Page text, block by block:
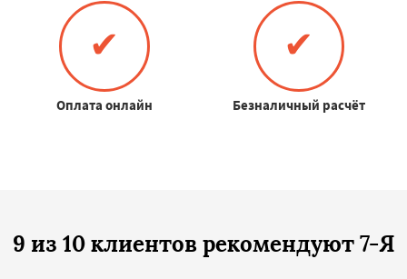
✔
Оплата онлайн
✔
Безналичный расчёт
9 из 10 клиентов рекомендуют 7-Я